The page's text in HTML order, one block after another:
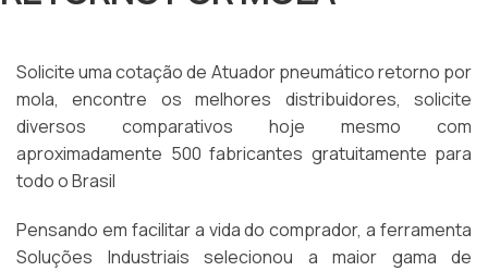
Solicite uma cotação de Atuador pneumático retorno por
mola, encontre os melhores distribuidores, solicite
diversos comparativos hoje mesmo com
aproximadamente 500 fabricantes gratuitamente para
todo o Brasil
Pensando em facilitar a vida do comprador, a ferramenta
Soluções Industriais selecionou a maior gama de